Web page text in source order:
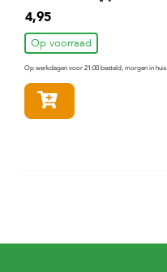
Vlo Naturel 100stuks
4,95
Op voorraad
Op werkdagen voor 21:00 besteld, morgen in huis